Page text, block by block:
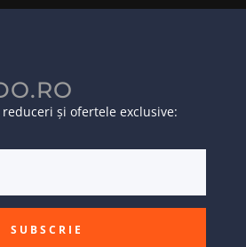
și ofertele exclusive:
SUBSCRIE